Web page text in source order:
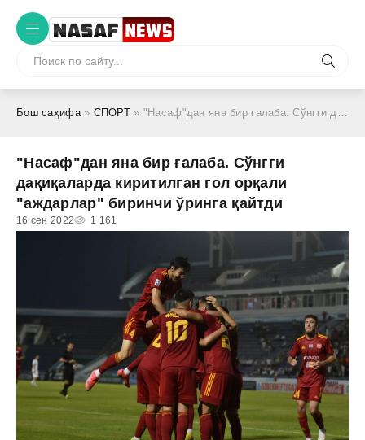
Бош саҳифа» СПОРТ » "Насаф"дан яна бир ғалаба. Сўнгги дақиқаларда киритилган гол орқали "аждарлар" биринчи ўринга қайтди
"Насаф"дан яна бир ғалаба. Сўнгги
дақиқаларда киритилган гол орқали
"аждарлар" биринчи ўринга қайтди
16 сен 2022 1 161